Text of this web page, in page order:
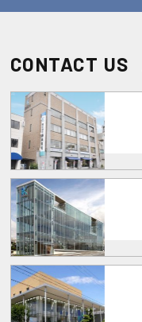
CONTACT US